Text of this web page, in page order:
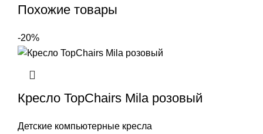
Похожие товары
-20%
Кресло TopChairs Mila розовый
Детские компьютерные кресла